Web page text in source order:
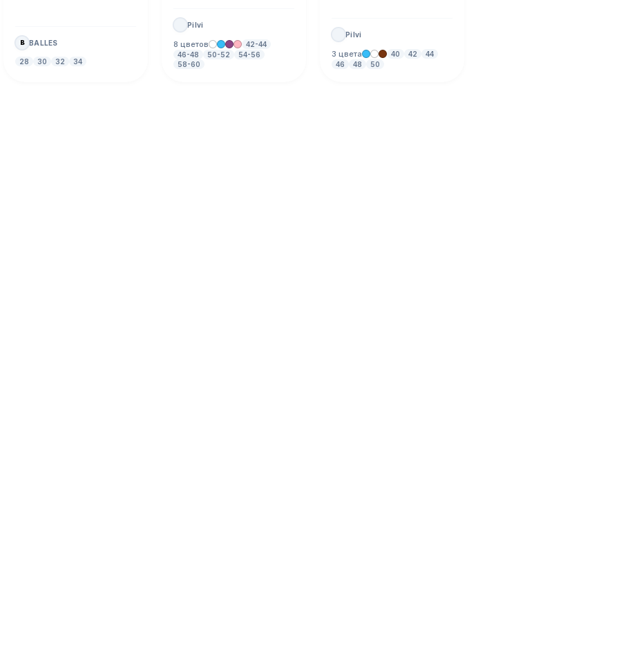
B BALLES
28 30 32 34
Pilvi
8 цветов
42-44
46-48
50-52
54-56
58-60
Pilvi
3 цвета 40 42
44
46
48 50